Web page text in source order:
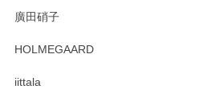
廣田硝子
HOLMEGAARD
iittala